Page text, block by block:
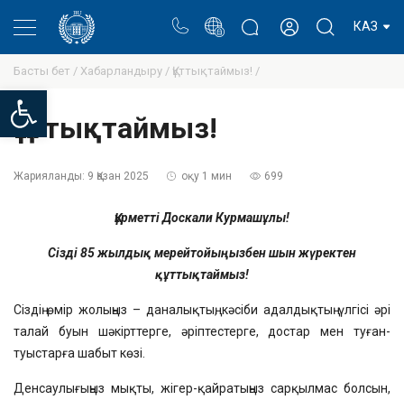
Open toolbar
КАЗ
Басты бет / Хабарландыру / Құттықтаймыз! /
Құттықтаймыз!
Жарияланды: 9 Қазан 2025 оқу 1 мин 699
ҚұрметтіДоскали Курмашұлы!
Сізді 85 жылдық мерейтойыңызбен шын жүректен
құттықтаймыз!
Сіздің өмір жолыңыз – даналықтың, кәсіби адалдықтың үлгісі әрі
талай буын шәкірттерге, әріптестерге, достар мен туған-
туыстарға шабыт көзі.
Денсаулығыңыз мықты, жігер-қайратыңыз сарқылмас болсын,